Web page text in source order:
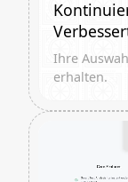
Ihre
erhalten.